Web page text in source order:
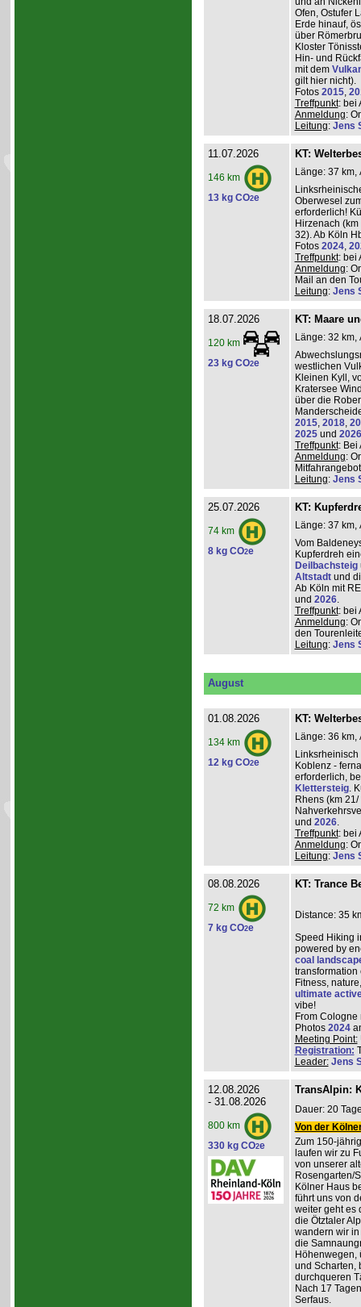
Ofen, Ostufer
Erde hinauf,
über
Kloster
Hin- und
mit dem
gilt hier nicht).
Fotos 2015,
Treffpunkt: bei
Anmeldung:
Leitung: Jens
11.07.2026
146 km
13 kg CO2e
KT:
Länge: 37 km,
Oberwesel
erforderlich!
Hirzenach
32). Ab Köln
Fotos 2024,
Treffpunkt: bei
Anmeldung:
Mail an den
Leitung: Jens
18.07.2026
120 km
23 kg CO2e
KT: Maare
Länge: 32 km,
westlichen
Kleinen Kyll,
Kratersee
über die
2015, 2018,
2025und 2026
Treffpunkt: Bei
Anmeldung:
Leitung: Jens
25.07.2026
74 km
8 kg CO2e
KT:
Länge: 37 km,
Vom
Kupferdreh
Deilbachsteig
Altstadtund
Ab Köln mit
und 2026.
Treffpunkt: bei
Anmeldung:
den
Leitung: Jens
August
01.08.2026
134 km
12 kg CO2e
KT:
Länge: 36 km,
Koblenz -
erforderlich,
Klettersteig.
Rhens (km
und 2026.
Treffpunkt: bei
Anmeldung:
Leitung: Jens
08.08.2026
72 km
7 kg CO2e
KT: Trance
Distance: 35
Speed Hiking
powered by
coal
transformation
Fitness,
ultimate
vibe!
From
Photos 2024
Meeting Point:
Registration:
Leader: Jens
12.08.2026
- 31.08.2026
800 km
330 kg CO2e
TransAlpin:
Dauer: 20
Von der
Zum 150-
laufen wir zu
von unserer
Rosengarten/
Kölner Haus
führt uns von
weiter geht es
die Ötztaler
wandern wir
die
Höhenwegen,
und Scharten,
durchqueren
Nach 17
Serfaus.